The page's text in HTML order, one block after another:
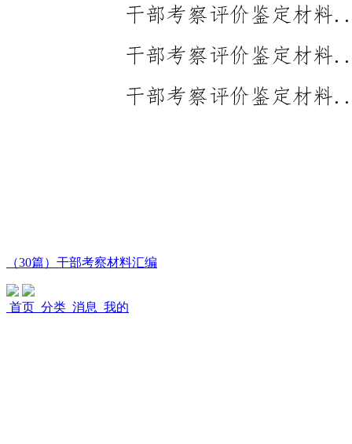
（30篇）干部考察材料汇编
首页 分类 消息 我的